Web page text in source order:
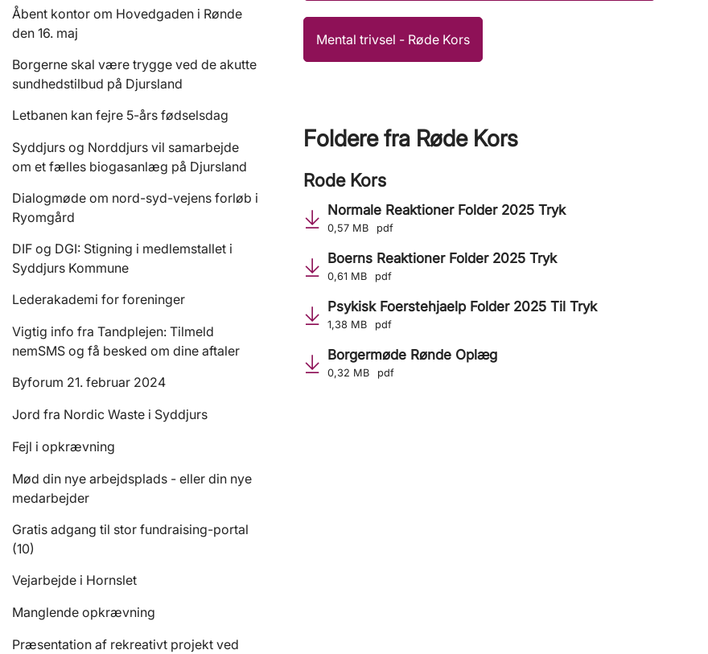
Åbent kontor om Hovedgaden i Rønde
den 16. maj
Borgerne skal være trygge ved de akutte
sundhedstilbud på Djursland
Letbanen kan fejre 5-års fødselsdag
Syddjurs og Norddjurs vil samarbejde
om et fælles biogasanlæg på Djursland
Dialogmøde om nord-syd-vejens forløb i
Ryomgård
DIF og DGI: Stigning i medlemstallet i
Syddjurs Kommune
Lederakademi for foreninger
Vigtig info fra Tandplejen: Tilmeld
nemSMS og få besked om dine aftaler
Byforum 21. februar 2024
Jord fra Nordic Waste i Syddjurs
Fejl i opkrævning
Mød din nye arbejdsplads - eller din nye
medarbejder
Gratis adgang til stor fundraising-portal
(10)
Vejarbejde i Hornslet
Manglende opkrævning
Præsentation af rekreativt projekt ved
Mental trivsel - Røde Kors
Foldere fra Røde Kors
Rode Kors
Normale Reaktioner Folder 2025 Tryk
0,57 MB pdf
Boerns Reaktioner Folder 2025 Tryk
0,61 MB pdf
Psykisk Foerstehjaelp Folder 2025 Til Tryk
1,38 MB pdf
Borgermøde Rønde Oplæg
0,32 MB pdf